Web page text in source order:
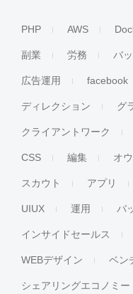
PHP AWS
副業 労務 バ
広告運用 facebook
ディレクション グ
クライアントワーク
CSS 編集 オ
スカウト アプリ
UIUX 運用 バ
インサイドセールス
WEBデザイン ベン
シェアリングエコノミー